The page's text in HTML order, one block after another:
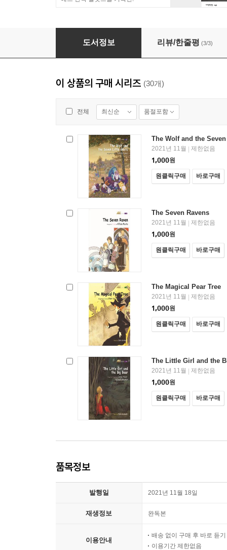
Prince Riquet
도서정보 리뷰/한줄평 (3/3)
이 상품의 구매 시리즈 (30개)
전체 최신순 품절포함
The Wolf and the
2021년 11월 | 제한없음
1,000원
원클릭구매 바로구매
The Seven Ravens
2021년 11월 | 제한없음
1,000원
원클릭구매 바로구매
The Magical Pear Tree
2021년 11월 | 제한없음
1,000원
원클릭구매 바로구매
The Little Girl and the
2021년 11월 | 제한없음
1,000원
원클릭구매 바로구매
품목정보
발행일 2021년 11월 18일
재생정보 완독본
이용안내
배송 없이 구매 후 바로 듣기
이용기간 제한없음